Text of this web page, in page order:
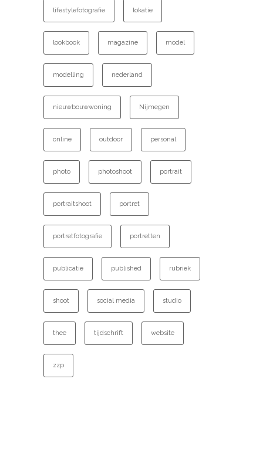
lifestylefotografie lokatie
lookbook magazine model
modelling nederland
nieuwbouwwoning Nijmegen
online outdoor personal
photo photoshoot portrait
portraitshoot portret
portretfotografie portretten
publicatie published rubriek
shoot social media studio
thee tijdschrift website
zzp